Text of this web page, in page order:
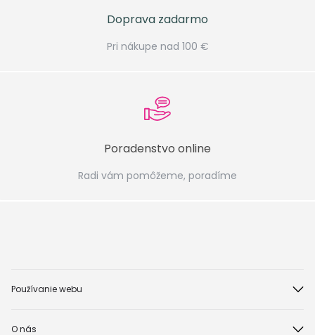
Doprava zadarmo
Pri nákupe nad 100 €
Poradenstvo online
Radi vám pomôžeme, poradíme
Používanie webu
O nás